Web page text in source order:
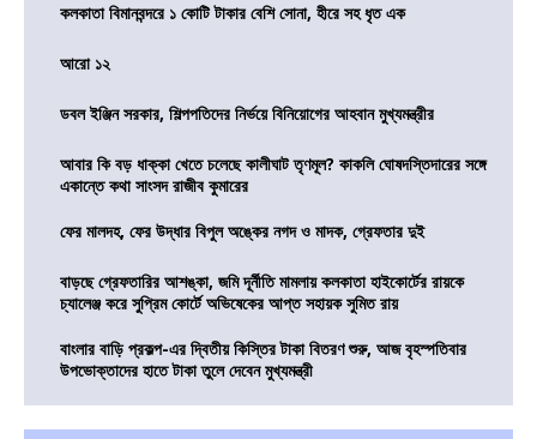
কলকাতা বিমানবন্দরে ১ কোটি টাকার বেশি সোনা, হীরে সহ ধৃত এক
আরো ১২
ডবল ইঞ্জিন সরকার, শিল্পপতিদের নির্ভয়ে বিনিয়োগের আহবান মুখ্যমন্ত্রীর
আবার কি বড় ধাক্কা খেতে চলেছে কালীঘাট তৃণমূল? কাকলি ঘোষদস্তিদারের সঙ্গে
একান্তে কথা সাংসদ রাজীব কুমারের
ফের মালদহ, ফের উদ্ধার বিপুল অঙ্কের নগদ ও মাদক, গ্রেফতার দুই
বাড়ছে গ্রেফতারির আশঙ্কা, জমি দূর্নীতি মামলায় কলকাতা হাইকোর্টের রায়কে
চ্যালেঞ্জ করে সুপ্রিম কোর্টে অভিষেকের আপ্ত সহায়ক সুমিত রায়
বাংলার বাড়ি প্রকল্প-এর দ্বিতীয় কিস্তির টাকা বিতরণ শুরু, আজ বৃহস্পতিবার
উপভোক্তাদের হাতে টাকা তুলে দেবেন মুখ্যমন্ত্রী